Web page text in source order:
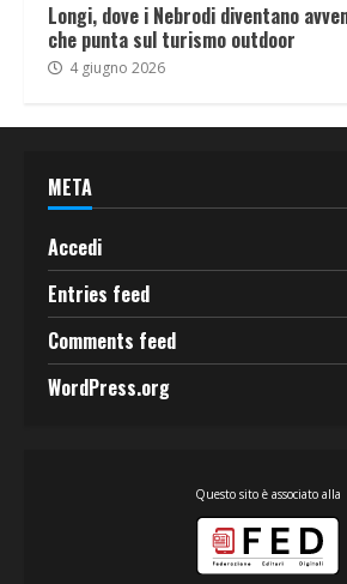
Longi, dove i Nebrodi diventano
che punta sul turismo outdoor
4 giugno 2026
META
Accedi
Entries feed
Comments feed
WordPress.org
Questo sito è associato alla